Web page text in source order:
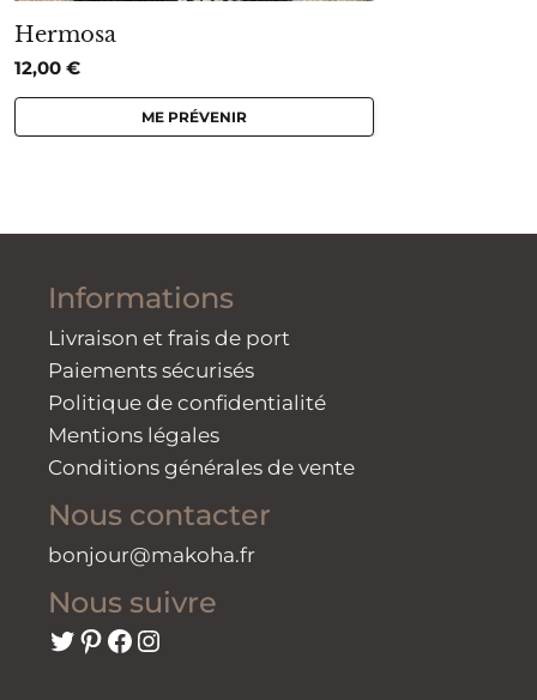
Hermosa
12,00 €
ME PRÉVENIR
Informations
Livraison et frais de port
Paiements sécurisés
Politique de confidentialité
Mentions légales
Conditions générales de vente
Nous contacter
bonjour@makoha.fr
Nous suivre
Twitter
Pinterest
Facebook
Instagram